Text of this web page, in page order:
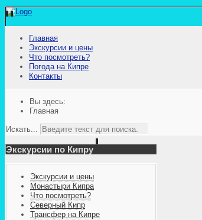
Главная
Экскурсии и цены
Что посмотреть?
Погода на Кипре
Контакты
Вы здесь:
Главная
Искать...
Экскурсии по Кипру
Экскурсии и цены
Монастыри Кипра
Что посмотреть?
Северный Кипр
Трансфер на Кипре